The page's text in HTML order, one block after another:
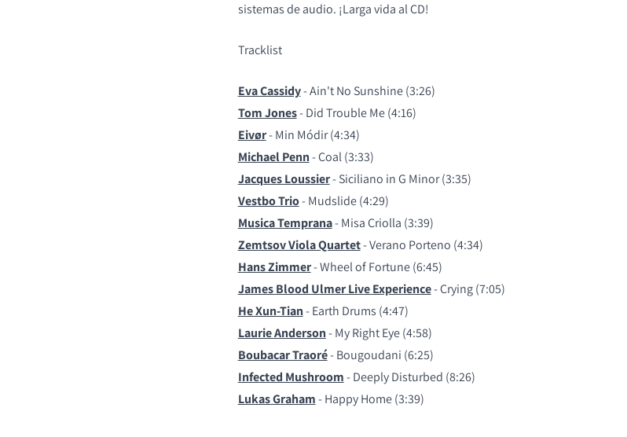
sistemas de audio. ¡Larga vida al CD!
Tracklist
Eva Cassidy- Ain't No Sunshine (3:26)
Tom Jones- Did Trouble Me (4:16)
Eivør- Min Módir (4:34)
Michael Penn- Coal (3:33)
Jacques Loussier- Siciliano in G Minor (3:35)
Vestbo Trio- Mudslide (4:29)
Musica Temprana- Misa Criolla (3:39)
Zemtsov Viola Quartet- Verano Porteno (4:34)
Hans Zimmer- Wheel of Fortune (6:45)
James Blood Ulmer Live Experience- Crying (7:05)
He Xun-Tian- Earth Drums (4:47)
Laurie Anderson- My Right Eye (4:58)
Boubacar Traoré- Bougoudani (6:25)
Infected Mushroom- Deeply Disturbed (8:26)
Lukas Graham- Happy Home (3:39)
COMPARAR PRODUCTOS